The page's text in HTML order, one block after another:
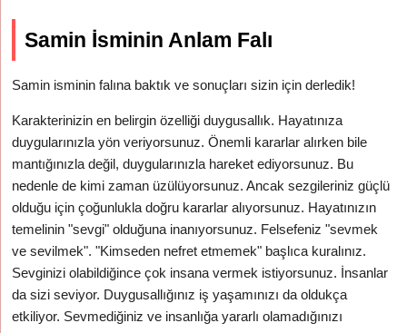
Samin İsminin Anlam Falı
Samin isminin falına baktık ve sonuçları sizin için derledik!
Karakterinizin en belirgin özelliği duygusallık. Hayatınıza
duygularınızla yön veriyorsunuz. Önemli kararlar alırken bile
mantığınızla değil, duygularınızla hareket ediyorsunuz. Bu
nedenle de kimi zaman üzülüyorsunuz. Ancak sezgileriniz güçlü
olduğu için çoğunlukla doğru kararlar alıyorsunuz. Hayatınızın
temelinin "sevgi" olduğuna inanıyorsunuz. Felsefeniz "sevmek
ve sevilmek". "Kimseden nefret etmemek" başlıca kuralınız.
Sevginizi olabildiğince çok insana vermek istiyorsunuz. İnsanlar
da sizi seviyor. Duygusallığınız iş yaşamınızı da oldukça
etkiliyor. Sevmediğiniz ve insanlığa yararlı olamadığınızı